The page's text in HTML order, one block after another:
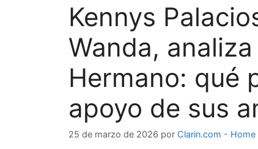
Kennys
Wanda,
Hermano: qué
apoyo de sus
25 de marzo de 2026 por Clarin.com - Home